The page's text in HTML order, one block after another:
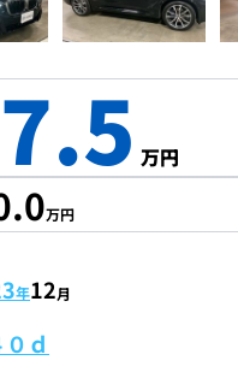
万円
万円
年12月
ｄ